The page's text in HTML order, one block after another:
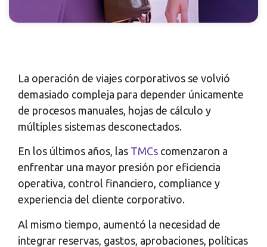
La operación de viajes corporativos se volvió
demasiado compleja para depender únicamente
de procesos manuales, hojas de cálculo y
múltiples sistemas desconectados.
En los últimos años, las TMCs comenzaron a
enfrentar una mayor presión por eficiencia
operativa, control financiero, compliance y
experiencia del cliente corporativo.
Al mismo tiempo, aumentó la necesidad de
integrar reservas, gastos, aprobaciones, políticas